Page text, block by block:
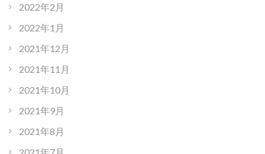
2022年2月
2022年1月
2021年12月
2021年11月
2021年10月
2021年9月
2021年8月